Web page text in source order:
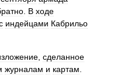
. В ходе
индейцами Кабрильо
, сделанное
журналам и картам.